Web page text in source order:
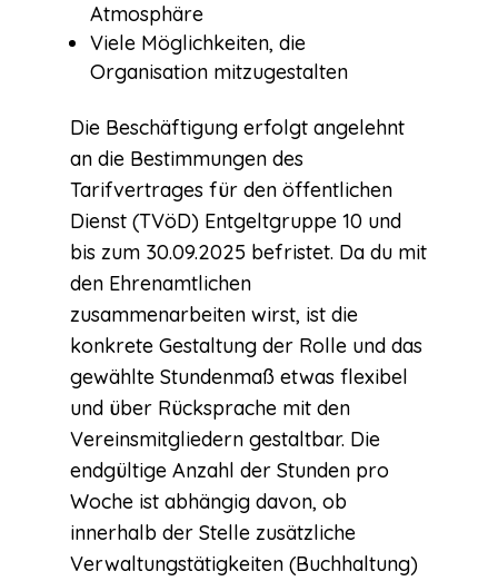
Atmosphäre
Viele Möglichkeiten, die
Organisation mitzugestalten
Die Beschäftigung erfolgt angelehnt
an die Bestimmungen des
Tarifvertrages für den öffentlichen
Dienst (TVöD) Entgeltgruppe 10 und
bis zum 30.09.2025 befristet. Da du mit
den Ehrenamtlichen
zusammenarbeiten wirst, ist die
konkrete Gestaltung der Rolle und das
gewählte Stundenmaß etwas flexibel
und über Rücksprache mit den
Vereinsmitgliedern gestaltbar. Die
endgültige Anzahl der Stunden pro
Woche ist abhängig davon, ob
innerhalb der Stelle zusätzliche
Verwaltungstätigkeiten (Buchhaltung)